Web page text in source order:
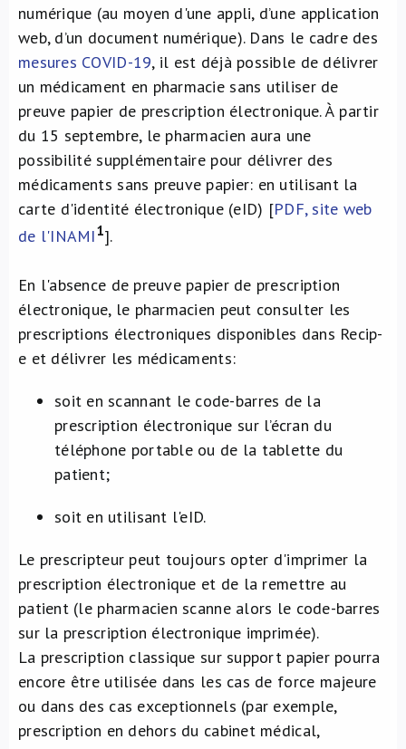
numérique (au moyen d'une appli, d’une application
web, d’un document numérique). Dans le cadre des
mesures COVID-19, il est déjà possible de délivrer
un médicament en pharmacie sans utiliser de
preuve papier de prescription électronique. À partir
du 15 septembre, le pharmacien aura une
possibilité supplémentaire pour délivrer des
médicaments sans preuve papier: en utilisant la
carte d'identité électronique (eID) [PDF, site web
de l'INAMI1].
En l'absence de preuve papier de prescription
électronique, le pharmacien peut consulter les
prescriptions électroniques disponibles dans Recip-
e et délivrer les médicaments:
soit en scannant le code-barres de la
prescription électronique sur l’écran du
téléphone portable ou de la tablette du
patient;
soit en utilisant l'eID.
Le prescripteur peut toujours opter d'imprimer la
prescription électronique et de la remettre au
patient (le pharmacien scanne alors le code-barres
sur la prescription électronique imprimée).
La prescription classique sur support papier pourra
encore être utilisée dans les cas de force majeure
ou dans des cas exceptionnels (par exemple,
prescription en dehors du cabinet médical,